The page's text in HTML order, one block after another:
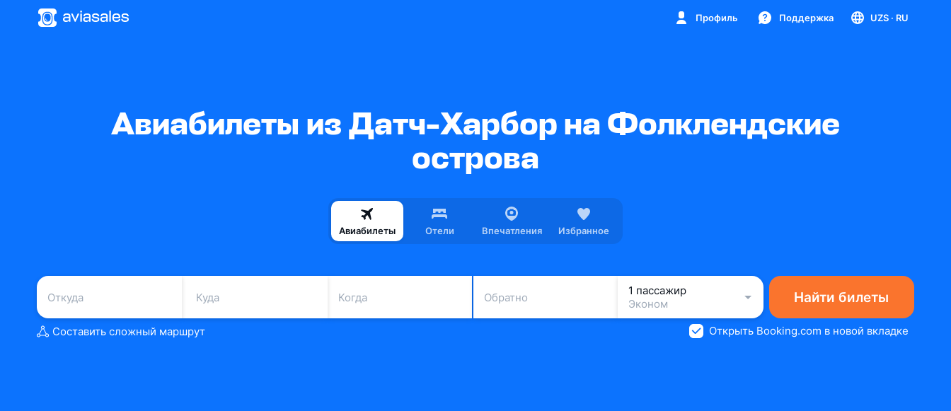
Профиль Поддержка UZS · RU
Авиабилеты из Датч-Харбор на Фолклендские
острова
Авиабилеты Отели Впечатления Избранное
Когда Обратно
1 пассажир
Эконом
Найти билеты
Составить сложный маршрут Открыть Booking.com в новой вкладке